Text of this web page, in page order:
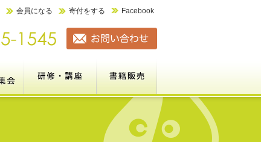
会員になる 寄付をする Facebook
【無料視聴】ボランティアの基本
【eﾗｰﾆﾝｸﾞ】Vｺｰﾃﾞｨﾈｰｼｮﾝ基礎講座
販売書籍一覧
特定商取引法に基づく表記